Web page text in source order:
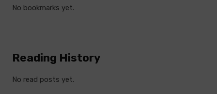
No bookmarks yet.
Reading History
No read posts yet.